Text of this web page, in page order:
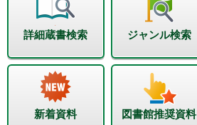
詳細蔵書検索 ジャンル検索
新着資料 図書館推奨資料